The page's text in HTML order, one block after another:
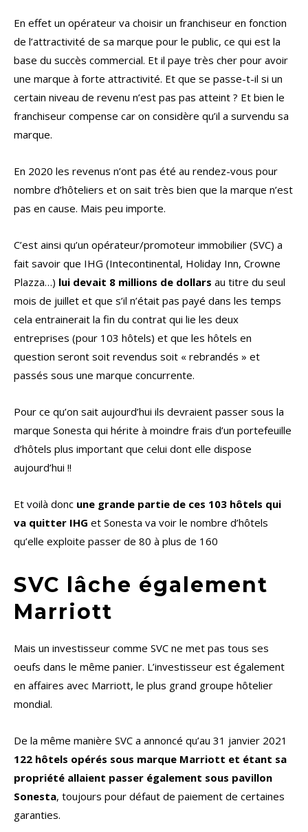
En effet un opérateur va choisir un franchiseur en fonction
de l’attractivité de sa marque pour le public, ce qui est la
base du succès commercial. Et il paye très cher pour avoir
une marque à forte attractivité. Et que se passe-t-il si un
certain niveau de revenu n’est pas pas atteint ? Et bien le
franchiseur compense car on considère qu’il a survendu sa
marque.
En 2020 les revenus n’ont pas été au rendez-vous pour
nombre d’hôteliers et on sait très bien que la marque n’est
pas en cause. Mais peu importe.
C’est ainsi qu’un opérateur/promoteur immobilier (SVC) a
fait savoir que IHG (Intecontinental, Holiday Inn, Crowne
Plazza…) lui devait 8 millions de dollars au titre du seul
mois de juillet et que s’il n’était pas payé dans les temps
cela entrainerait la fin du contrat qui lie les deux
entreprises (pour 103 hôtels) et que les hôtels en
question seront soit revendus soit « rebrandés » et
passés sous une marque concurrente.
Pour ce qu’on sait aujourd’hui ils devraient passer sous la
marque Sonesta qui hérite à moindre frais d’un portefeuille
d’hôtels plus important que celui dont elle dispose
aujourd’hui !!
Et voilà donc une grande partie de ces 103 hôtels qui
va quitter IHG et Sonesta va voir le nombre d’hôtels
qu’elle exploite passer de 80 à plus de 160
SVC lâche également
Marriott
Mais un investisseur comme SVC ne met pas tous ses
oeufs dans le même panier. L’investisseur est également
en affaires avec Marriott, le plus grand groupe hôtelier
mondial.
De la même manière SVC a annoncé qu’au 31 janvier 2021
122 hôtels opérés sous marque Marriott et étant sa
propriété allaient passer également sous pavillon
Sonesta, toujours pour défaut de paiement de certaines
garanties.